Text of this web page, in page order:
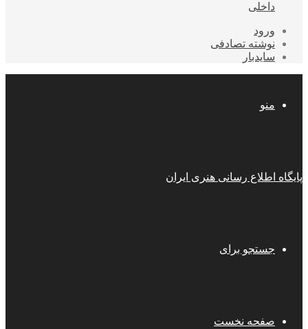
داخلی
ورود
نوشته تصادفی
سایدبار
منو
پایگاه اطلاع رسانی هنری ایران
جستجو برای
صفحه نخست